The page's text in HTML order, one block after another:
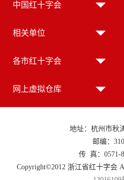
中国红十字会
相关单位
各市红十字会
网上虚拟仓库
地址：杭州市秋
邮编：
传 真：0571-
Copyright©2012 浙江省红十字会